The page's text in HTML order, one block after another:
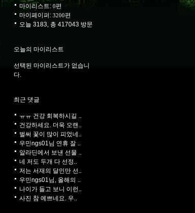
마이리스트: 0편
마이페이퍼: 3200편
오늘 3183, 총 417043 방문
오늘의 마이리스트
선택된 마이리스트가 없습니
다.
최근 댓글
ㅠㅠ 건강 회복하시길 ..
건강하세요. 더욱 오랜..
벌써 꽃이 많이 피었네..
우민ngs01님 연휴 잘 ..
알라딘에서 보낸 선물 ..
네 저도 두개 다 선정..
저는 서재의 달인만 선..
우민ngs01님, 올해의 ..
나이가 들고 보니 이런..
사진 참 예쁘네요. 우..